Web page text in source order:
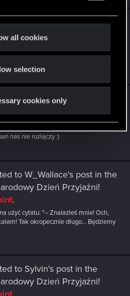
all cookies
selection
cookies only
toW_Wallace's postin the
Dzień Przyjaźni!
toSinkey87's post
.
nas nie rozłączy :)
to W_Wallace's post in the
Dzień Przyjaźni!
.
użyć cytatu: "– Znalazłeś mnie! Och,
Tak okropecznie długo… Będziemy
to Sylvin's post in the
Dzień Przyjaźni!